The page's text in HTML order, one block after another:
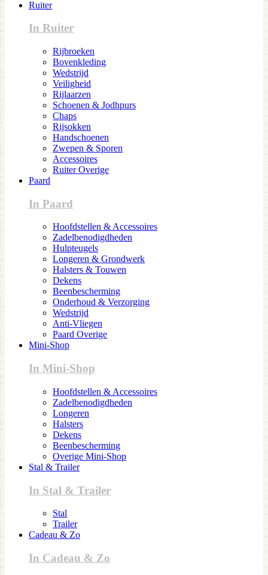
Ruiter
In Ruiter
Rijbroeken
Bovenkleding
Wedstrijd
Veiligheid
Rijlaarzen
Schoenen & Jodhpurs
Chaps
Rijsokken
Handschoenen
Zwepen & Sporen
Accessoires
Ruiter Overige
Paard
In Paard
Hoofdstellen & Accessoires
Zadelbenodigdheden
Hulpteugels
Longeren & Grondwerk
Halsters & Touwen
Dekens
Beenbescherming
Onderhoud & Verzorging
Wedstrijd
Anti-Vliegen
Paard Overige
Mini-Shop
In Mini-Shop
Hoofdstellen & Accessoires
Zadelbenodigdheden
Longeren
Halsters
Dekens
Beenbescherming
Overige Mini-Shop
Stal & Trailer
In Stal & Trailer
Stal
Trailer
Cadeau & Zo
In Cadeau & Zo